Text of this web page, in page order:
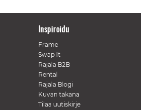
Inspiroidu
Frame
Swap It
Rajala B2B
Rental
Rajala Blogi
Kuvan takana
Tilaa uutiskirje